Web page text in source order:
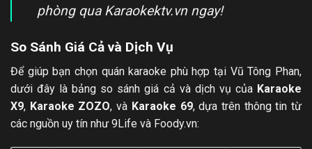
phòng qua Karaokektv.vn ngay!
So Sánh Giá Cả và Dịch Vụ
Để giúp bạn chọn quán karaoke phù hợp tại Vũ Tông Phan,
dưới đây là bảng so sánh giá cả và dịch vụ của Karaoke
X9, Karaoke ZOZO, và Karaoke 69, dựa trên thông tin từ
các nguồn uy tín như 9Life và Foody.vn: